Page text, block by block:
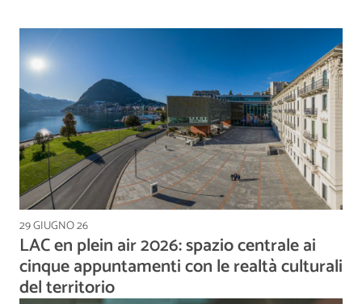
29 GIUGNO 26
LAC en plein air 2026: spazio centrale ai
cinque appuntamenti con le realtà culturali
del territorio